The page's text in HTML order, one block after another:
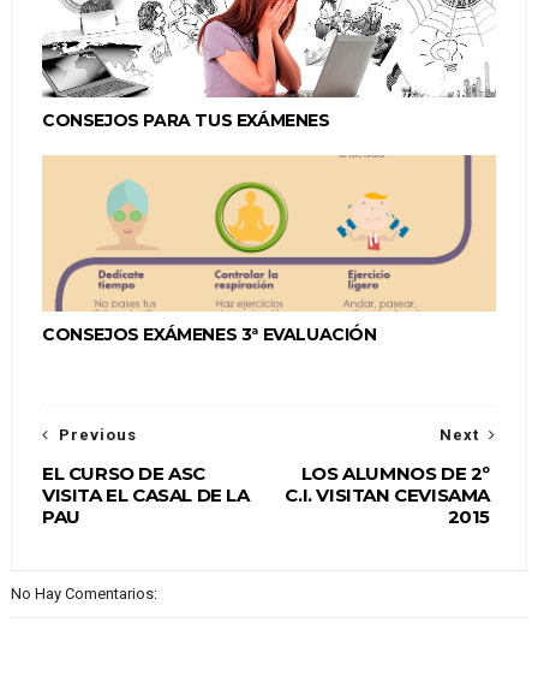
CONSEJOS PARA TUS EXÁMENES
CONSEJOS EXÁMENES 3ª EVALUACIÓN
Next
LOS ALUMNOS DE 2º
C.I. VISITAN CEVISAMA
2015
Previous
EL CURSO DE ASC
VISITA EL CASAL DE LA
PAU
No Hay Comentarios: